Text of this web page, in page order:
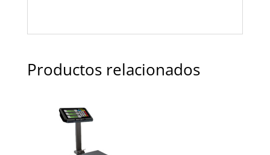
Productos relacionados